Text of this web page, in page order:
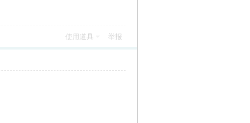
使用道具 举报